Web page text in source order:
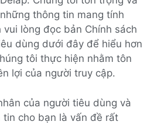
thông tin mang tính
lòng đọc bản Chính sách
dùng dưới đây để hiểu hơn
tôi thực hiện nhằm tôn
lợi của người truy cập.
của người tiêu dùng và
cho bạn là vấn đề rất